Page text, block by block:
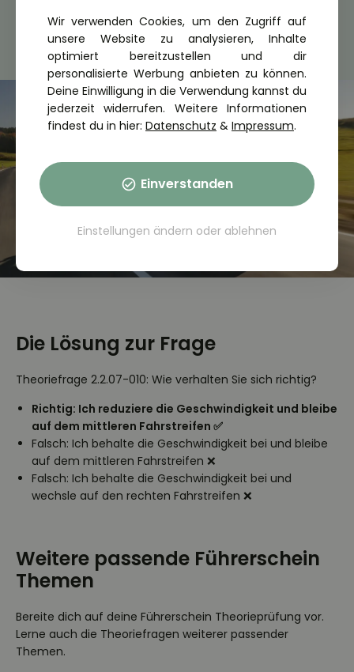
Die Lösung zur Frage
Theoriefrage 2.2.07-010: Wie verhalten Sie sich richtig?
Richtig: Ich reduziere die Geschwindigkeit und bleibe
auf dem mittleren Fahrstreifen ✅
Falsch: Ich behalte die Geschwindigkeit bei und bleibe
auf dem mittleren Fahrstreifen ❌
Falsch: Ich behalte die Geschwindigkeit bei und
wechsle auf den rechten Fahrstreifen ❌
Weitere passende Führerschein
Themen
Bereite dich auf deine Führerschein Theorieprüfung vor.
Lerne auch die Theoriefragen weiterer passender
Themen.
Wir verwenden Cookies, um den Zugriff auf
unsere Website zu analysieren, Inhalte
optimiert bereitzustellen und dir
personalisierte Werbung anbieten zu können.
Deine Einwilligung in die Verwendung kannst du
jederzeit widerrufen. Weitere Informationen
findest du in hier: Datenschutz & Impressum.
Einverstanden
Einstellungen ändern oder ablehnen